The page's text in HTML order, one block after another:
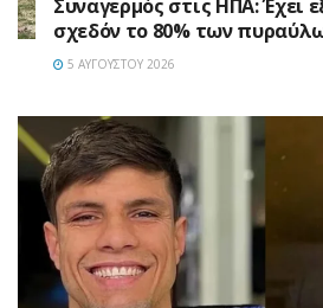
Συναγερμός στις ΗΠΑ: Έχει
σχεδόν το 80% των
5 ΑΥΓΟΎΣΤΟΥ 2026